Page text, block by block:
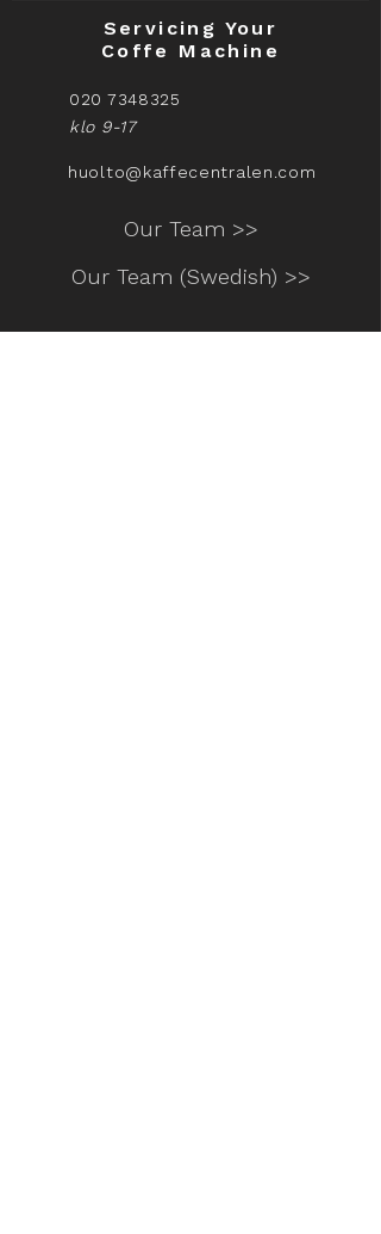
Servicing Your
Coffe Machine
020 7348325
klo 9-17
huolto@kaffecentralen.com
Our Team >>
Our Team (Swedish) >>